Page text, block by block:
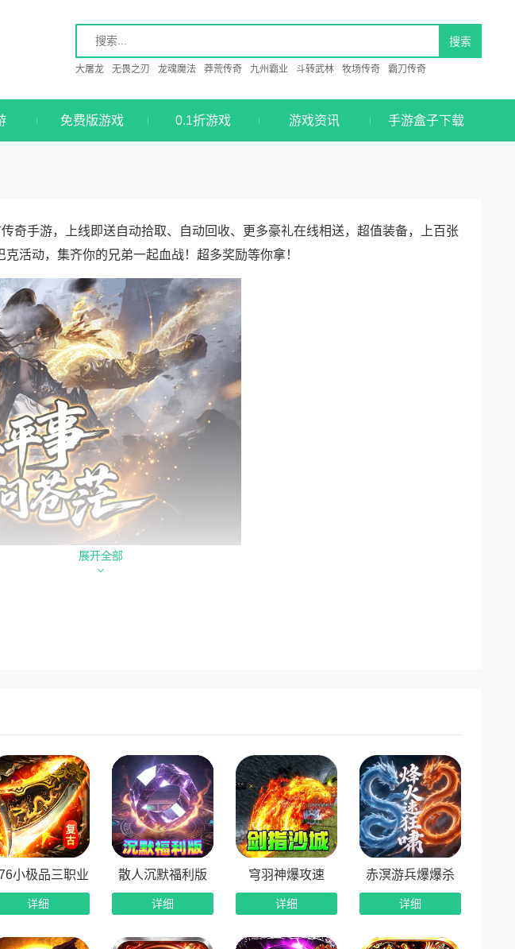
大屠龙 无畏之刃 龙魂魔法 莽荒传奇 九州霸业 斗转武林 牧场传奇 霸刀传奇
免费版游戏 0.1折游戏 游戏资讯 手游盒子下载
奇手游，上线即送自动拾取、自动回收、更多豪礼在线相送，超值装备，上百张
活动，集齐你的兄弟一起血战！超多奖励等你拿！
运！
展开全部
小极品三职业
详细
散人沉默福利版
详细
穹羽神爆攻速
详细
赤溟游兵爆爆杀
详细